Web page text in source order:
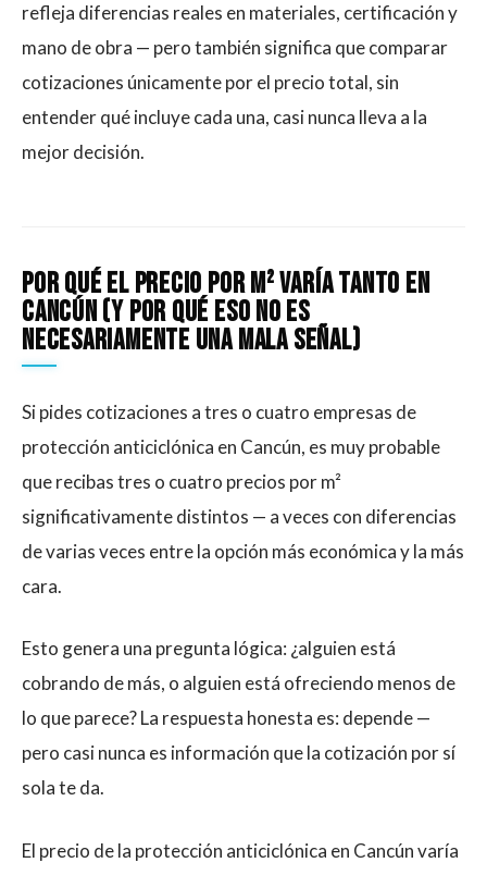
refleja diferencias reales en materiales, certificación y
mano de obra — pero también significa que comparar
cotizaciones únicamente por el precio total, sin
entender qué incluye cada una, casi nunca lleva a la
mejor decisión.
Por qué el precio por m² varía tanto en
Cancún (y por qué eso no es
necesariamente una mala señal)
Si pides cotizaciones a tres o cuatro empresas de
protección anticiclónica en Cancún, es muy probable
que recibas tres o cuatro precios por m²
significativamente distintos — a veces con diferencias
de varias veces entre la opción más económica y la más
cara.
Esto genera una pregunta lógica: ¿alguien está
cobrando de más, o alguien está ofreciendo menos de
lo que parece? La respuesta honesta es: depende —
pero casi nunca es información que la cotización por sí
sola te da.
El precio de la protección anticiclónica en Cancún varía